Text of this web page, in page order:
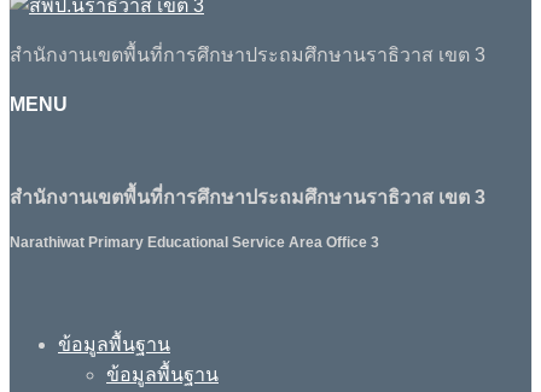
สำนักงานเขตพื้นที่การศึกษาประถมศึกษานราธิวาส เขต 3
MENU
สำนักงานเขตพื้นที่การศึกษาประถมศึกษานราธิวาส เขต 3
Narathiwat Primary Educational Service Area Office 3
ข้อมูลพื้นฐาน
ข้อมูลพื้นฐาน